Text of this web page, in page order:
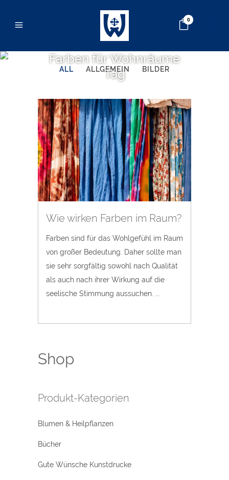
0
Farben für Wohnräume
Tag
ALL ALLGEMEIN BILDER
Wie wirken Farben im Raum?
Farben sind für das Wohlgefühl im Raum
von großer Bedeutung. Daher sollte man
sie sehr sorgfältig sowohl nach Qualität
als auch nach ihrer Wirkung auf die
seelische Stimmung aussuchen. ...
Shop
Produkt-Kategorien
Blumen & Heilpflanzen
Bücher
Gute Wünsche Kunstdrucke